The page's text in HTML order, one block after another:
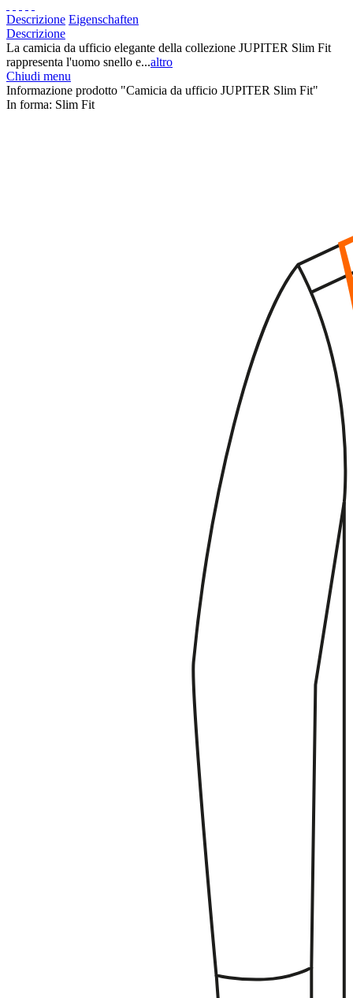
Descrizione Eigenschaften
Descrizione
La camicia da ufficio elegante della collezione JUPITER Slim Fit
rappresenta l'uomo snello e...altro
Chiudi menu
Informazione prodotto "Camicia da ufficio JUPITER Slim Fit"
In forma: Slim Fit